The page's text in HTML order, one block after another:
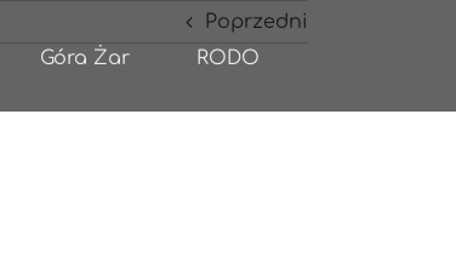
Góra Żar RODO
Poprzedni